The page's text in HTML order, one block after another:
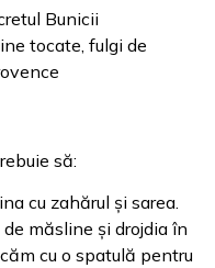
Bunicii
tocate, fulgi de
să:
cu zahărul și sarea.
măsline și drojdia în
cu o spatulă pentru